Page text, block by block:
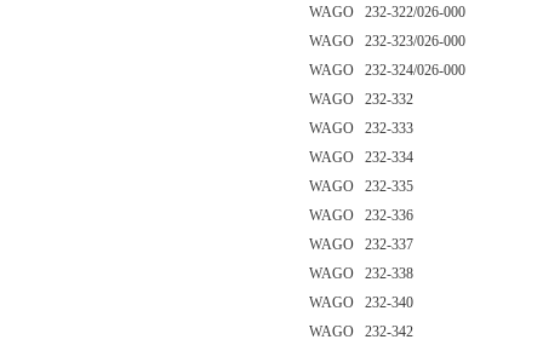
WAGO 232-322/026-000
WAGO 232-323/026-000
WAGO 232-324/026-000
WAGO 232-332
WAGO 232-333
WAGO 232-334
WAGO 232-335
WAGO 232-336
WAGO 232-337
WAGO 232-338
WAGO 232-340
WAGO 232-342